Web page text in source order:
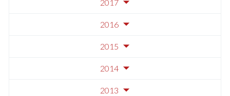
2017
2016
2015
2014
2013